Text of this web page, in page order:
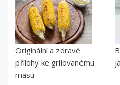
Originální a zdravé
přílohy ke grilovanému
masu